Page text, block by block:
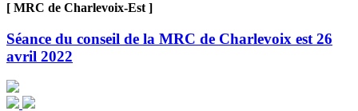
[ MRC de Charlevoix-Est ]
Séance du conseil de la MRC de Charlevoix est 26
avril 2022